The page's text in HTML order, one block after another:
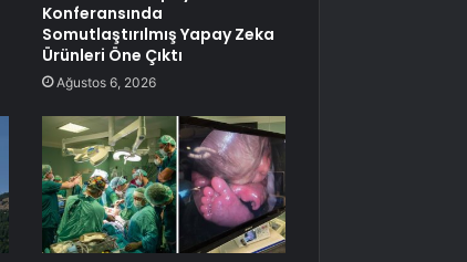
Konferansında
Somutlaştırılmış Yapay Zeka
Ürünleri Öne Çıktı
Ağustos 6, 2026